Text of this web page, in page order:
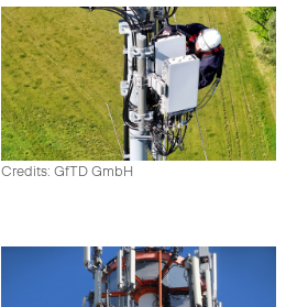
Credits: GfTD GmbH